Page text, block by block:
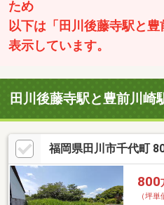
ため
以下は「田川後藤寺駅と
表示しています。
田川後藤寺駅と豊前川崎
福岡県田川市千代町
800
（坪単